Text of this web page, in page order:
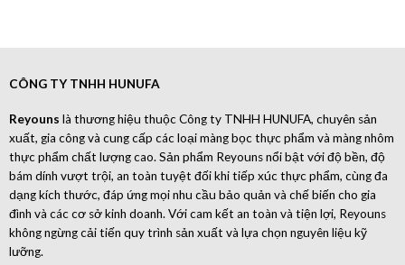
CÔNG TY TNHH HUNUFA
Reyouns là thương hiệu thuộc Công ty TNHH HUNUFA, chuyên sản
xuất, gia công và cung cấp các loại màng bọc thực phẩm và màng nhôm
thực phẩm chất lượng cao. Sản phẩm Reyouns nổi bật với độ bền, độ
bám dính vượt trội, an toàn tuyệt đối khi tiếp xúc thực phẩm, cùng đa
dạng kích thước, đáp ứng mọi nhu cầu bảo quản và chế biến cho gia
đình và các cơ sở kinh doanh. Với cam kết an toàn và tiện lợi, Reyouns
không ngừng cải tiến quy trình sản xuất và lựa chọn nguyên liệu kỹ
lưỡng.